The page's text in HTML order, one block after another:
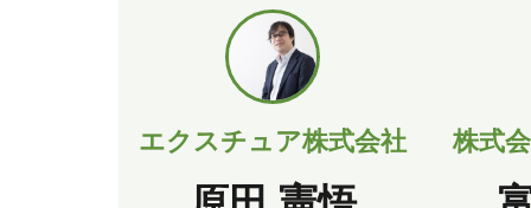
エクスチュア株式会社 株式